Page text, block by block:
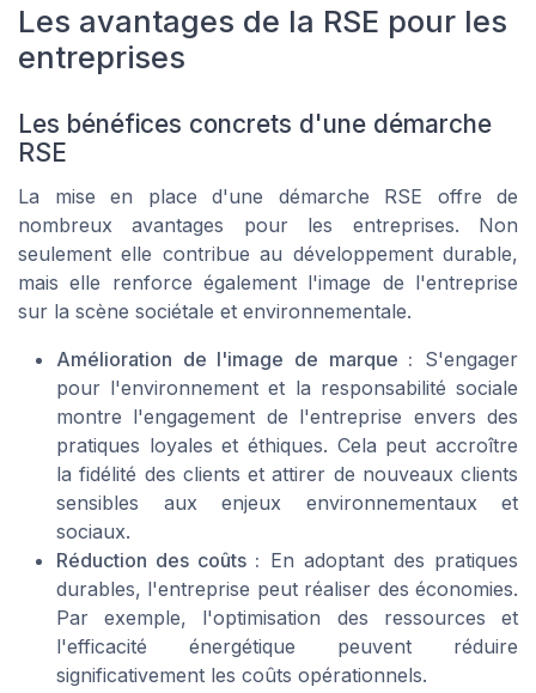
Les avantages de la RSE pour les
entreprises
Les bénéfices concrets d'une démarche
RSE
La mise en place d'une démarche RSE offre de
nombreux avantages pour les entreprises. Non
seulement elle contribue au développement durable,
mais elle renforce également l'image de l'entreprise
sur la scène sociétale et environnementale.
Amélioration de l'image de marque : S'engager
pour l'environnement et la responsabilité sociale
montre l'engagement de l'entreprise envers des
pratiques loyales et éthiques. Cela peut accroître
la fidélité des clients et attirer de nouveaux clients
sensibles aux enjeux environnementaux et
sociaux.
Réduction des coûts : En adoptant des pratiques
durables, l'entreprise peut réaliser des économies.
Par exemple, l'optimisation des ressources et
l'efficacité énergétique peuvent réduire
significativement les coûts opérationnels.